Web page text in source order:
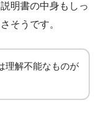
明書の中身もしっ
そうです。
理解不能なものが